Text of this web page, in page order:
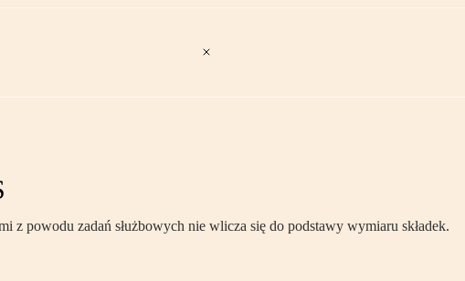
z powodu zadań służbowych nie wlicza się do podstawy wymiaru składek.